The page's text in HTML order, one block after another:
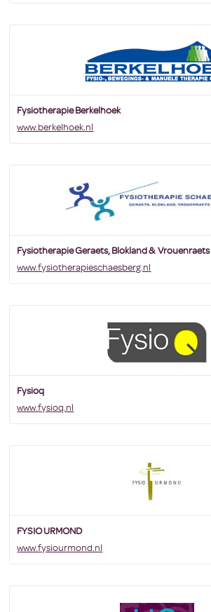
Fysiotherapie Berkelhoek
www.berkelhoek.nl
Fysiotherapie Geraets, Blokland & Vrouenraets
www.fysiotherapieschaesberg.nl
Fysioq
www.fysioq.nl
FYSIO URMOND
www.fysiourmond.nl